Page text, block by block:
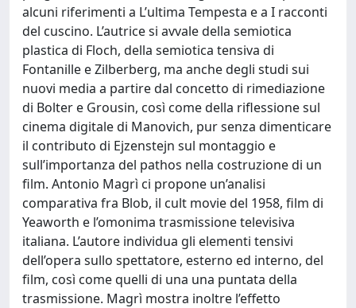
alcuni riferimenti a L’ultima Tempesta e a I racconti
del cuscino. L’autrice si avvale della semiotica
plastica di Floch, della semiotica tensiva di
Fontanille e Zilberberg, ma anche degli studi sui
nuovi media a partire dal concetto di rimediazione
di Bolter e Grousin, così come della riflessione sul
cinema digitale di Manovich, pur senza dimenticare
il contributo di Ejzenstejn sul montaggio e
sull’importanza del pathos nella costruzione di un
film. Antonio Magrì ci propone un’analisi
comparativa fra Blob, il cult movie del 1958, film di
Yeaworth e l’omonima trasmissione televisiva
italiana. L’autore individua gli elementi tensivi
dell’opera sullo spettatore, esterno ed interno, del
film, così come quelli di una una puntata della
trasmissione. Magrì mostra inoltre l’effetto